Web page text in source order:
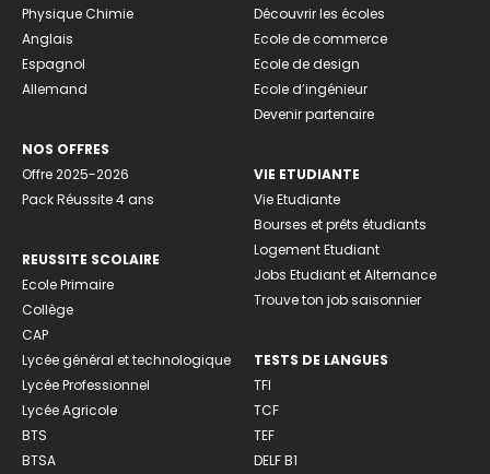
Physique Chimie
Anglais
Espagnol
Allemand
NOS OFFRES
Offre 2025-2026
Pack Réussite 4 ans
REUSSITE SCOLAIRE
Ecole Primaire
Collège
CAP
Lycée général et technologique
Lycée Professionnel
Lycée Agricole
BTS
BTSA
Découvrir les écoles
Ecole de commerce
Ecole de design
Ecole d’ingénieur
Devenir partenaire
VIE ETUDIANTE
Vie Etudiante
Bourses et prêts étudiants
Logement Etudiant
Jobs Etudiant et Alternance
Trouve ton job saisonnier
TESTS DE LANGUES
TFI
TCF
TEF
DELF B1